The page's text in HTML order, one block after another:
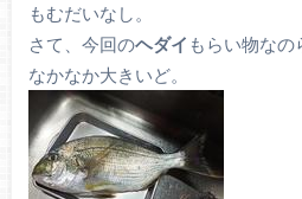
もむだいなし。
さて、今回のヘダイ もらい物なの
なかなか大きいど。